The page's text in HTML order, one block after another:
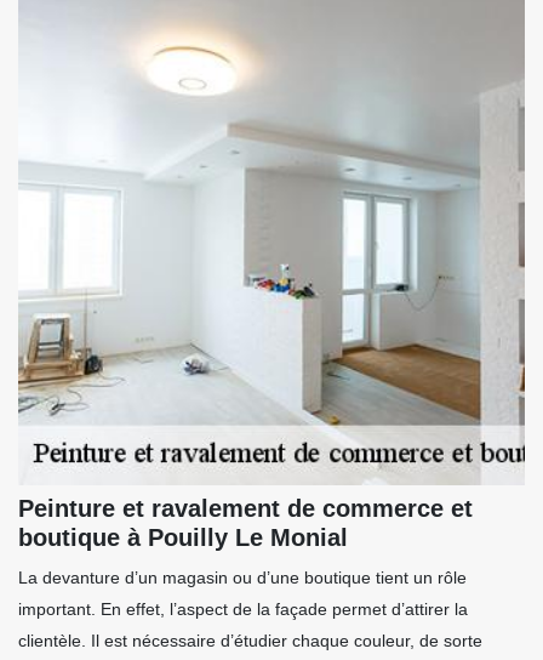
Peinture et ravalement de commerce et
boutique à Pouilly Le Monial
La devanture d’un magasin ou d’une boutique tient un rôle
important. En effet, l’aspect de la façade permet d’attirer la
clientèle. Il est nécessaire d’étudier chaque couleur, de sorte